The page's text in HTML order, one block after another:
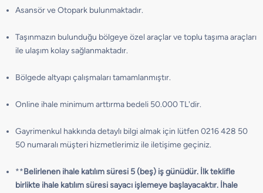
Asansör ve Otopark bulunmaktadır.
Taşınmazın bulunduğu bölgeye özel araçlar ve toplu taşıma araçları
ile ulaşım kolay sağlanmaktadır.
Bölgede altyapı çalışmaları tamamlanmıştır.
Online ihale minimum arttırma bedeli 50.000 TL'dir.
Gayrimenkul hakkında detaylı bilgi almak için lütfen 0216 428 50
50 numaralı müşteri hizmetlerimiz ile iletişime geçiniz.
**Belirlenen ihale katılım süresi 5 (beş) iş günüdür. İlk teklifle
birlikte ihale katılım süresi sayacı işlemeye başlayacaktır. İhale